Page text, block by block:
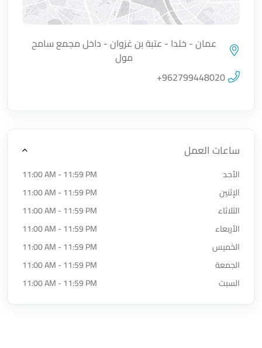
عمان - خلدا - عتبة بن غزوان - داخل مجمع سامح
مول
+962799448020
ساعات العمل
الأحد
11:00 AM - 11:59 PM
الإثنين
11:00 AM - 11:59 PM
الثلاثاء
11:00 AM - 11:59 PM
الأربعاء
11:00 AM - 11:59 PM
الخميس
11:00 AM - 11:59 PM
الجمعة
11:00 AM - 11:59 PM
السبت
11:00 AM - 11:59 PM